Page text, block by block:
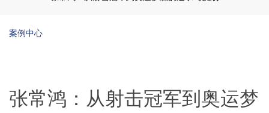
案例中心
张常鸿：从射击冠军到奥运梦